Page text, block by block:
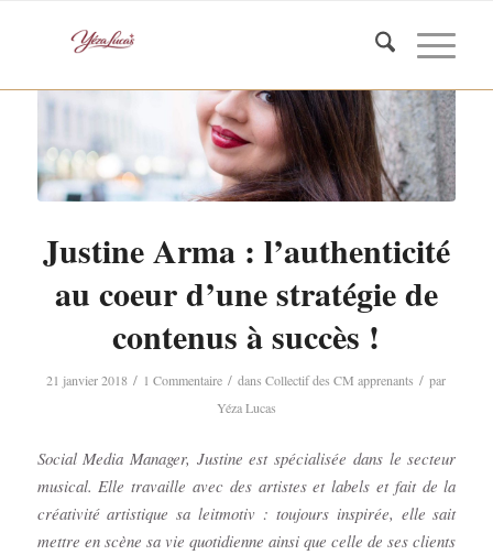
Justine Arma : l’authenticité
au coeur d’une stratégie de
contenus à succès !
21 janvier 2018 / 1 Commentaire / dansCollectif des CM apprenants / par
Yéza Lucas
Social Media Manager, Justine est spécialisée dans le secteur
musical. Elle travaille avec des artistes et labels et fait de la
créativité artistique sa leitmotiv : toujours inspirée, elle sait
mettre en scène sa vie quotidienne ainsi que celle de ses clients